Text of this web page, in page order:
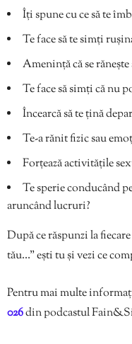
Îți spune cu ce să te
Te face să te simți
Amenință că se rănește
Te face să simți că nu
Încearcă să te țină
Te-a rănit fizic sau
Forțează activitățile
Te sperie conducând
aruncând lucruri?
După ce răspunzi la
tău…” ești tu și vezi ce
Pentru mai multe
026din podcastul